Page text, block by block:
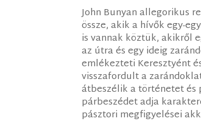
John Bunyan allegorikus
össze, akik a hívők egy-
is vannak köztük, akikről
az útra és egy ideig
emlékezteti Keresztyént
visszafordult a
átbeszélik a történetet és
párbeszédet adja
pásztori megfigyelései